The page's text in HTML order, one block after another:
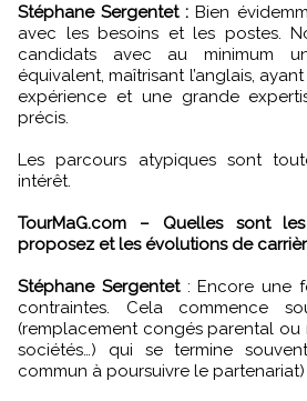
Stéphane Sergentet : Bien
avec les besoins et les postes.
candidats avec au minimum
équivalent, maîtrisant l’anglais,
expérience et une grande
précis.
Les parcours atypiques sont
intérêt.
TourMaG.com – Quelles sont
proposez et les évolutions de
Stéphane Sergentet : Encore une
contraintes. Cela commence
(remplacement congés parental
sociétés…) qui se termine
commun à poursuivre le partenariat)